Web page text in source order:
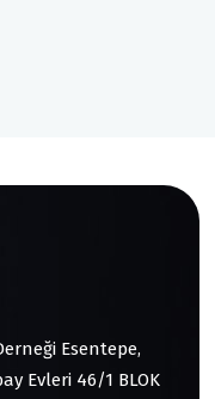
Esentepe,
Evleri 46/1 BLOK